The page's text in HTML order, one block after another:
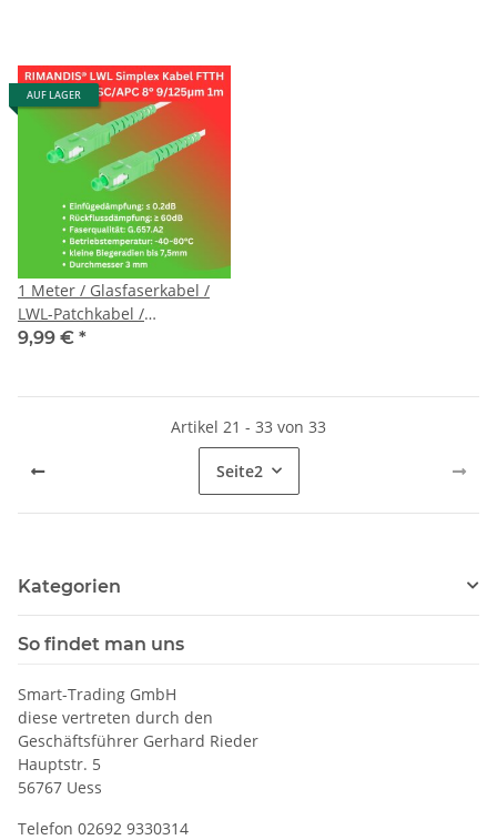
AUF LAGER
1 Meter / Glasfaserkabel /
LWL-Patchkabel /
Singlemode / G657.A2
9,99 € *
Artikel 21 - 33 von 33
Seite2
Kategorien
So findet man uns
Smart-Trading GmbH
diese vertreten durch den
Geschäftsführer Gerhard Rieder
Hauptstr. 5
56767 Uess
Telefon 02692 9330314